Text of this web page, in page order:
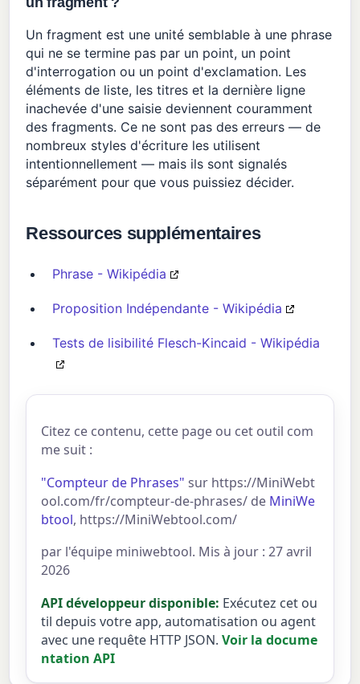
Un fragment est une unité semblable à une phrase
qui ne se termine pas par un point, un point
d'interrogation ou un point d'exclamation. Les
éléments de liste, les titres et la dernière ligne
inachevée d'une saisie deviennent couramment
des fragments. Ce ne sont pas des erreurs — de
nombreux styles d'écriture les utilisent
intentionnellement — mais ils sont signalés
séparément pour que vous puissiez décider.
Ressources supplémentaires
Phrase - Wikipédia
Proposition Indépendante - Wikipédia
Tests de lisibilité Flesch-Kincaid - Wikipédia
Citez ce contenu, cette page ou cet outil com
me suit :
"Compteur de Phrases" sur https://MiniWebt
ool.com/fr/compteur-de-phrases/ de MiniWe
btool, https://MiniWebtool.com/
par l'équipe miniwebtool. Mis à jour : 27 avril
2026
API développeur disponible: Exécutez cet ou
til depuis votre app, automatisation ou agent
avec une requête HTTP JSON. Voir la docume
ntation API